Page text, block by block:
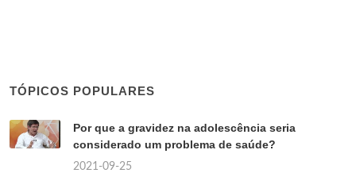
TÓPICOS POPULARES
Por que a gravidez na adolescência seria
considerado um problema de saúde?
2021-09-25